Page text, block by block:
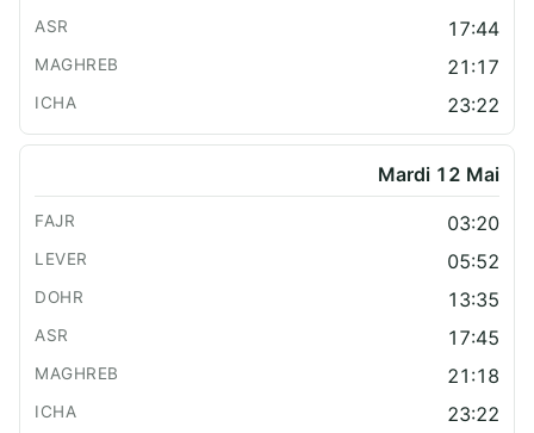
17:44
21:17
23:22
Mardi 12 Mai
03:20
05:52
13:35
17:45
21:18
23:22